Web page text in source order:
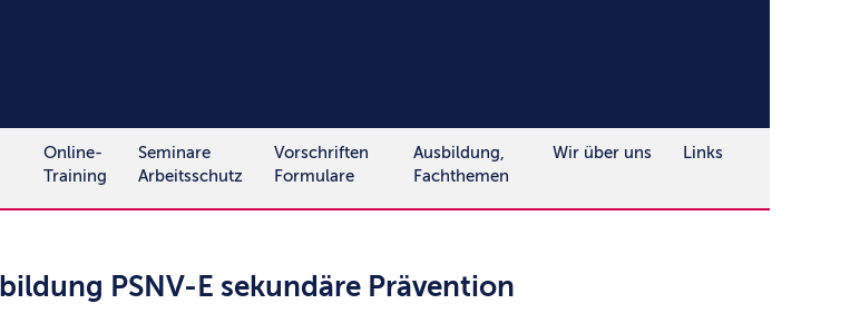
Online-
Training
Seminare
Arbeitsschutz
Vorschriften
Formulare
Ausbildung,
Fachthemen
Wir über uns Links
PSNV-E sekundäre Prävention